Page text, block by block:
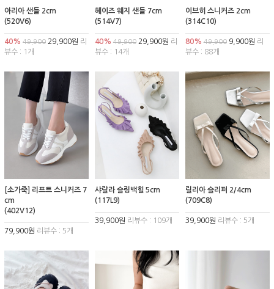
아리아 샌들 2cm
(520V6)
40% 49,900 29,900원 리
뷰수 : 1개
헤이즈 웨지 샌들 7cm
(514V7)
40% 49,90029,900원 리
뷰수 : 14개
이브히 스니커즈 2cm
(314C10)
80% 49,9009,900원 리
뷰수 : 88개
[소가죽] 리프트 스니커즈 7
cm
(402V12)
79,900원 리뷰수 : 5개
샤랄라 슬링백힐 5cm
(117L9)
39,900원 리뷰수 : 109개
릴리아 슬리퍼 2/4cm
(709C8)
39,900원 리뷰수 : 5개